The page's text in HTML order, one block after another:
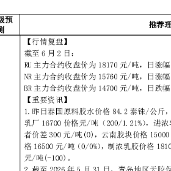
和建议不会发生任何变更。我们力求报告
构成所述期货合约的买卖出价和征价，投
据本报告操作而导致的损失，敬请投资者
任何机构和个人不得以任何形式翻版、复